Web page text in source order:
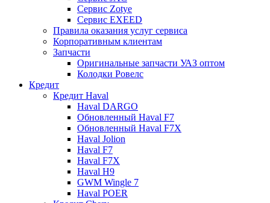
Сервис Zotye
Сервис EXEED
Правила оказания услуг сервиса
Корпоративным клиентам
Запчасти
Оригинальные запчасти УАЗ оптом
Колодки Ровелс
Кредит
Кредит Haval
Haval DARGO
Обновленный Haval F7
Обновленный Haval F7X
Haval Jolion
Haval F7
Haval F7X
Haval H9
GWM Wingle 7
Haval POER